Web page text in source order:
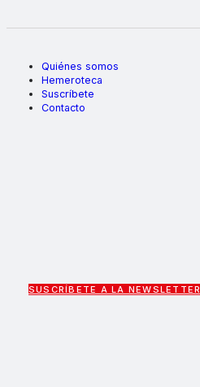
Quiénes somos
Hemeroteca
Suscríbete
Contacto
SUSCRÍBETE A LA NEWSLETTER